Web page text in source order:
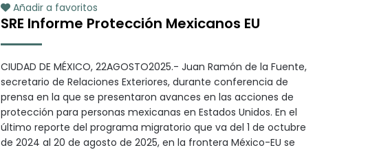
Añadir a favoritos
SRE Informe Protección Mexicanos EU
CIUDAD DE MÉXICO, 22AGOSTO2025.- Juan Ramón de la Fuente,
secretario de Relaciones Exteriores, durante conferencia de
prensa en la que se presentaron avances en las acciones de
protección para personas mexicanas en Estados Unidos. En el
último reporte del programa migratorio que va del 1 de octubre
de 2024 al 20 de agosto de 2025, en la frontera México-EU se